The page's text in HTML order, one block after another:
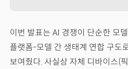
이번 발표는 AI 경쟁이 단순한 모
플랫폼-모델 간 생태계 연합 구도
보여줬다. 사실상 자체 디바이스(